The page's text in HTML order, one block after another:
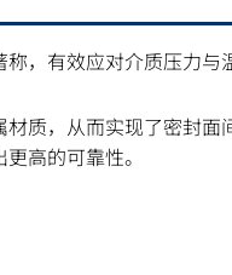
，有效应对介质压力与
质，从而实现了密封
高的可靠性。